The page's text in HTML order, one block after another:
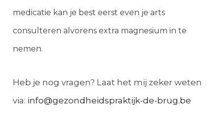
medicatie kan je best eerst even je arts
consulteren alvorens extra magnesium in te
nemen.
Heb je nog vragen? Laat het mij zeker weten
via: info@gezondheidspraktijk-de-brug.be